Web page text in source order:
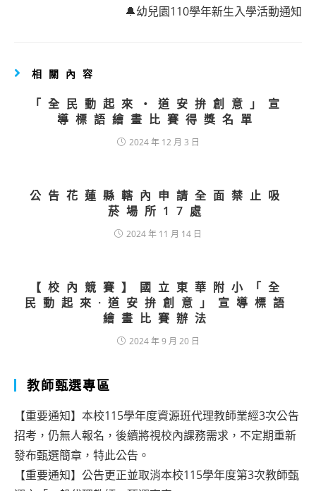
🔔幼兒園110學年新生入學活動通知
相關內容
「全民動起來‧道安拚創意」宣
導標語繪畫比賽得獎名單
2024 年 12 月 3 日
公告花蓮縣轄內申請全面禁止吸
菸場所17處
2024 年 11 月 14 日
【校內競賽】國立東華附小「全
民動起來·道安拚創意」宣導標語
繪畫比賽辦法
2024 年 9 月 20 日
教師甄選專區
【重要通知】本校115學年度資源班代理教師業經3次公告
招考，仍無人報名，後續將視校內課務需求，不定期重新
發布甄選簡章，特此公告。
【重要通知】公告更正並取消本校115學年度第3次教師甄